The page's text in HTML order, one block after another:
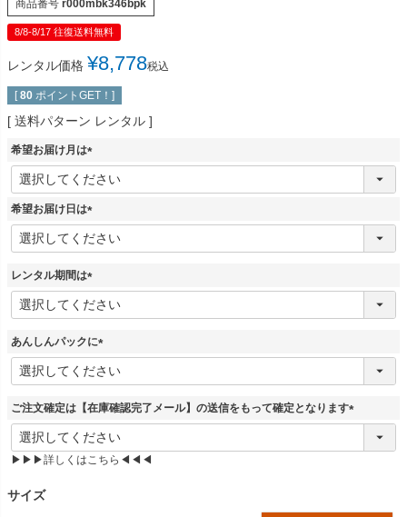
商品番号 r000mbk346bpk
8/8-8/17 往復送料無料
レンタル価格 ¥8,778税込
[ 80 ポイントGET！]
送料パターン レンタル
希望お届け月は
(
必
希望お届け日は
(
必
)
レンタル期間は
(
必
)
あんしんパックに
(
必
)
ご注文確定は【在庫確認完了メール】の送信をもって確定となります
(
▶▶▶詳しくはこちら◀◀◀
サイズ